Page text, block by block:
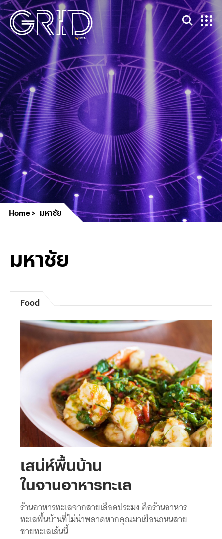
Home มหาชัย
มหาชัย
Food
เสน่ห์พื้นบ้าน
ในจานอาหารทะเล
ร้านอาหารทะเลจากสายเลือดประมง คือร้านอาหาร
ทะเลพื้นบ้านที่ไม่น่าพลาดหากคุณมาเยือนถนนสาย
ชายทะเลเส้นนี้